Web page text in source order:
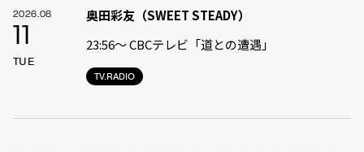
2026.08
11
TUE
TV.RADIO
奥田彩友（SWEET STEADY）
23:56〜 CBCテレビ「道との遭遇」